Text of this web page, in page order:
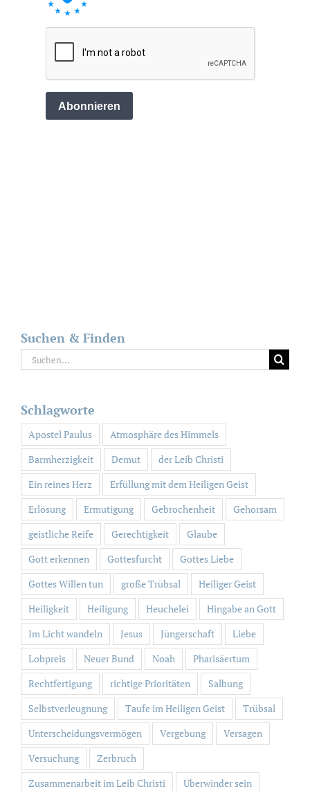
Suchen & Finden
Suche
nach:
Schlagworte
Apostel Paulus
Atmosphäre des Himmels
Barmherzigkeit
Demut
der Leib Christi
Ein reines Herz
Erfüllung mit dem Heiligen Geist
Erlösung
Ermutigung Gebrochenheit
Gehorsam
geistliche Reife
Gerechtigkeit
Glaube
Gott erkennen
Gottesfurcht
Gottes Liebe
Gottes Willen tun
große Trübsal
Heiliger Geist
Heiligkeit
Heiligung Heuchelei
Hingabe an Gott
Im Licht wandeln
Jesus Jüngerschaft
Liebe
Lobpreis
Neuer Bund Noah
Pharisäertum
Rechtfertigung
richtige Prioritäten
Salbung
Selbstverleugnung
Taufe im Heiligen Geist
Trübsal
Unterscheidungsvermögen
Vergebung
Versagen
Versuchung
Zerbruch
Zusammenarbeit im Leib Christi
Überwinder sein